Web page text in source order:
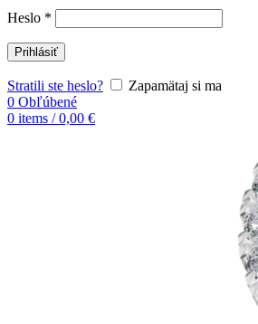
Heslo *
Prihlásiť
Stratili ste heslo?
Zapamätaj si ma
0 Obľúbené
0 items / 0,00 €